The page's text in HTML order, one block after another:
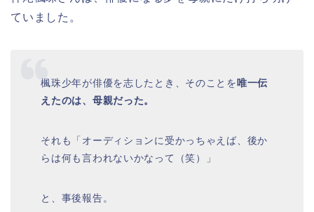
ていました。
楓珠少年が俳優を志したとき、そのことを 唯一伝
えたのは、母親だった。
それも「オーディションに受かっちゃえば、後か
らは何も言われないかなって（笑）」
と、事後報告。